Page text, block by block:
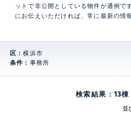
ットで非公開としている物件が通例で
にお伝えいただければ、常に最新の情
区：横浜市
条件： 事務所
検索結果：13棟
並